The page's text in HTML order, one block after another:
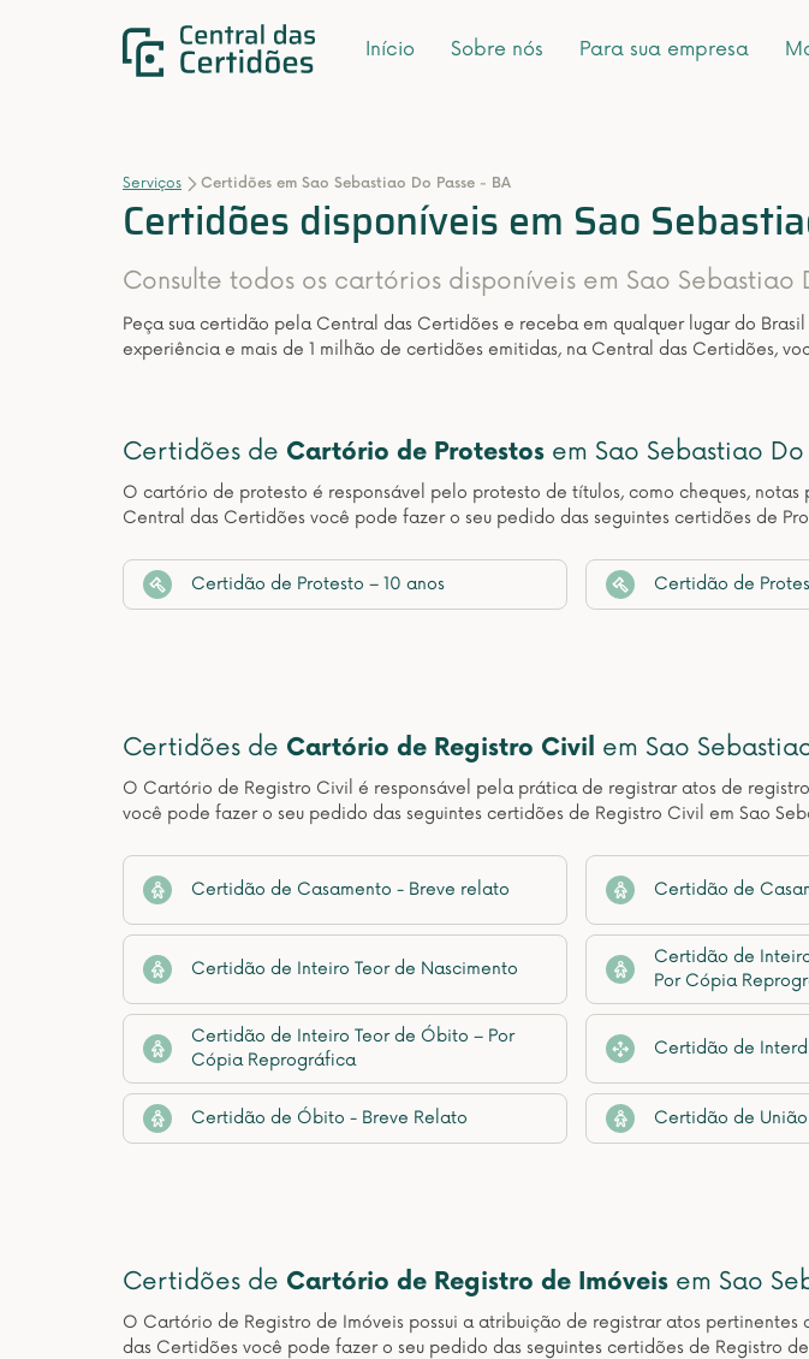
Início Sobre nós Para sua empresa
Serviços Certidões em Sao Sebastiao Do Passe - BA
Certidões disponíveis em Sao
Consulte todos os cartórios disponíveis em Sao Sebastiao
Peça sua certidão pela Central das Certidões e receba em qualquer lugar do
experiência e mais de 1 milhão de certidões emitidas, na Central das Certidões,
Certidões de Cartório de Protestos em Sao Sebastiao Do
O cartório de protesto é responsável pelo protesto de títulos, como cheques,
Central das Certidões você pode fazer o seu pedido das seguintes certidões de
Certidão de Protesto – 10 anos Certidão de
Certidões de Cartório de Registro Civil em Sao
O Cartório de Registro Civil é responsável pela prática de registrar atos de
você pode fazer o seu pedido das seguintes certidões de Registro Civil em Sao
Certidão de Casamento - Breve relato Certidão de
Certidão de Inteiro Teor de Nascimento
Certidão de
Por Cópia
Certidão de Inteiro Teor de Óbito – Por
Cópia Reprográfica
Certidão de
Certidão de Óbito - Breve Relato Certidão de União
Certidões de Cartório de Registro de Imóveis em Sao
O Cartório de Registro de Imóveis possui a atribuição de registrar atos
das Certidões você pode fazer o seu pedido das seguintes certidões de Registro